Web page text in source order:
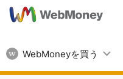
WebMoneyを買う